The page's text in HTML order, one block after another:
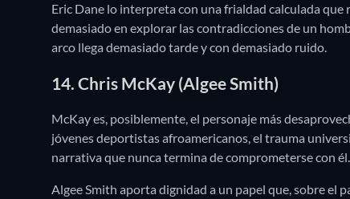
Eric Dane lo interpreta con una frialdad calculada
demasiado en explorar las contradicciones de un
arco llega demasiado tarde y con demasiado ruido.
14. Chris McKay (Algee Smith)
McKay es, posiblemente, el personaje más
jóvenes deportistas afroamericanos, el trauma
narrativa que nunca termina de comprometerse con él.
Algee Smith aporta dignidad a un papel que, sobre el